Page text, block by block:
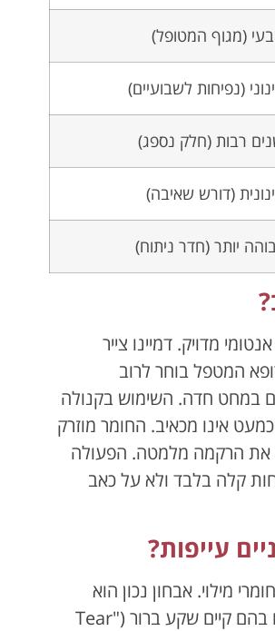
(מגוף המטופל)
(נפיחות לשבועיים)
רבות (חלק נספג)
(דורש שאיבה)
יותר (חדר ניתוח)
מדויק. דמיינו צייר
המטפל בוחר לרוב
במחט חדה. השימוש בקנולה
אינו מכאיב. החומר מוזרק
את הרקמה מלמטה. הפעולה
אי נוחות קלה בלבד ולא על כאב
עייפות?
מילוי. אבחון נכון הוא
המפתח להצלחה ולמניעת עוגמת נפש. הטיפול אידיאלי למצבים בהם קיים שקע ברור ("Tear